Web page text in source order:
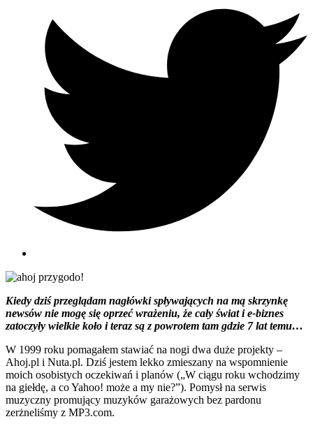
Kiedy dziś przeglądam nagłówki spływających na mą skrzynkę
newsów nie mogę się oprzeć wrażeniu, że cały świat i e-biznes
zatoczyły wielkie koło i teraz są z powrotem tam gdzie 7 lat temu…
W 1999 roku pomagałem stawiać na nogi dwa duże projekty –
Ahoj.pl i Nuta.pl. Dziś jestem lekko zmieszany na wspomnienie
moich osobistych oczekiwań i planów („W ciągu roku wchodzimy
na giełdę, a co Yahoo! może a my nie?”). Pomysł na serwis
muzyczny promujący muzyków garażowych bez pardonu
zerżneliśmy z MP3.com.